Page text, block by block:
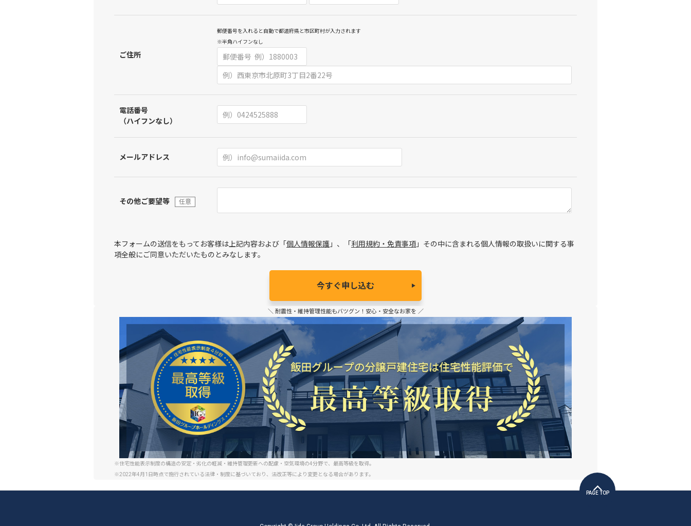
ご住所
郵便番号を入れると自動で都道府県と市区町村が入力されます
※半角ハイフンなし
電話番号
（ハイフンなし）
メールアドレス
その他ご要望等 任意
本フォームの送信をもってお客様は上記内容および「 個人情報保護 」、「 利用規約・免責事項 」その中に含まれる個人情報の取扱いに関する事
項全般にご同意いただいたものとみなします。
今すぐ申し込む
＼ 耐震性・維持管理性能もバツグン！安心・安全なお家を ／
※住宅性能表示制度の構造の安定・劣化の軽減・維持管理更新への配慮・空気環境の4分野で、最高等級を取得。
※2022年4月1日時点で施行されている法律・制度に基づいており、法改正等により変更となる場合があります。
PAGE TOP